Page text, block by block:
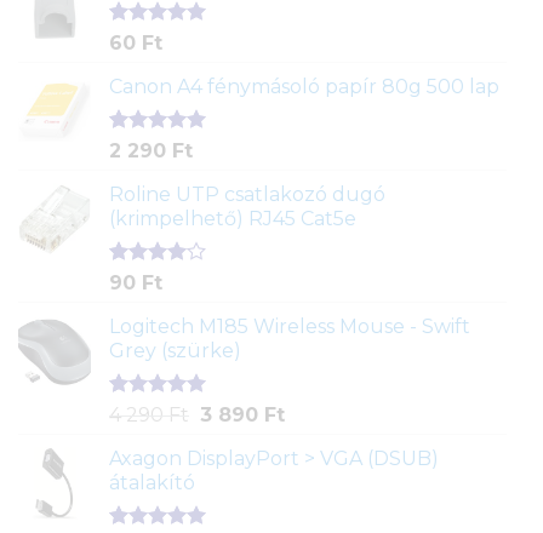
Értékelés
ből,
1
értékelés
alapján
60 Ft
Canon A4 fénymásoló papír 80g 500 lap
Értékelés
ből,
2
értékelés
alapján
2 290 Ft
Roline UTP csatlakozó dugó
(krimpelhető) RJ45 Cat5e
Értékelés
5-ből,
2
értékelés
alapján
90 Ft
Logitech M185 Wireless Mouse - Swift
Grey (szürke)
Értékelés
ből,
1
értékelés
alapján
4 290 Ft
Original
was:
290 Ft.
3 890 FtCurrent
is:
Axagon DisplayPort > VGA (DSUB)
átalakító